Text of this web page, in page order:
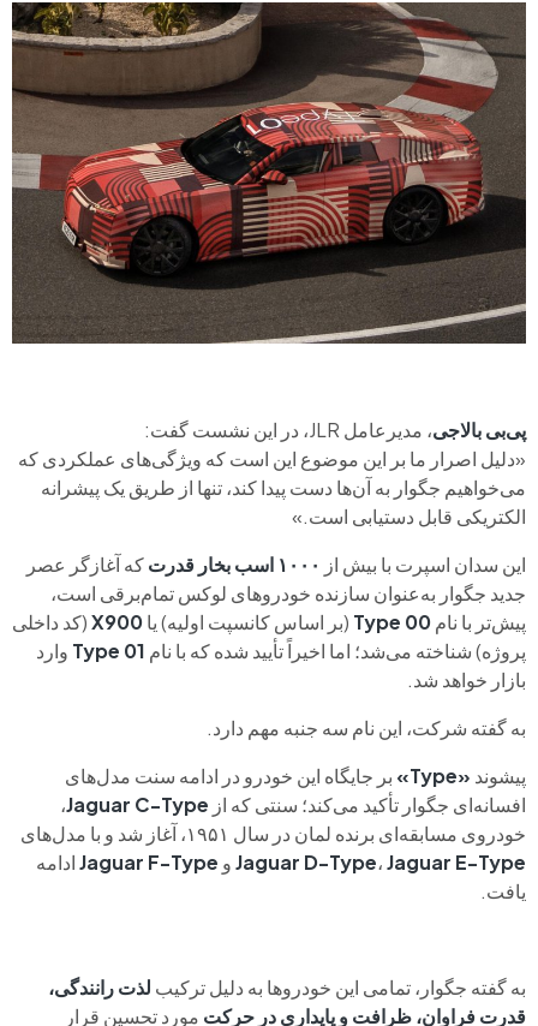
پی‌بی بالاجی، مدیرعامل JLR، در این نشست گفت:
«دلیل اصرار ما بر این موضوع این است که ویژگی‌های عملکردی که
می‌خواهیم جگوار به آن‌ها دست پیدا کند، تنها از طریق یک پیشرانه
الکتریکی قابل دستیابی است.»
این سدان اسپرت با بیش از ۱۰۰۰ اسب بخار قدرت
که آغازگر عصر
جدید جگوار به‌عنوان سازنده خودروهای لوکس تمام‌برقی است،
پیش‌تر با نامType 00 (بر اساس کانسپت اولیه) یاX900(کد داخلی
پروژه) شناخته می‌شد؛ اما اخیراً تأیید شده که با نام Type 01 وارد
بازار خواهد شد.
به گفته شرکت، این نام سه جنبه مهم دارد.
پیشوند «Type»
بر جایگاه این خودرو در ادامه سنت مدل‌های
افسانه‌ای جگوار تأکید می‌کند؛ سنتی که از Jaguar C-Type،
خودروی مسابقه‌ای برنده لمان در سال ۱۹۵۱، آغاز شد و با مدل‌های
Jaguar D-Type،Jaguar E-Type و Jaguar F-Typeادامه
یافت.
به گفته جگوار، تمامی این خودروها به دلیل ترکیب لذت رانندگی،
قدرت فراوان، ظرافت و پایداری در حرکت مورد تحسین قرار